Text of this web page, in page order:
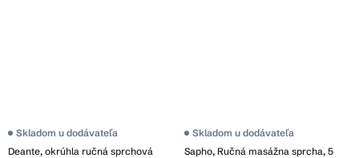
Deante, okrúhla ručná sprchová
Skladom u dodávateľa
Sapho, Ručná masážna sprcha, 5
Skladom u dodávateľa